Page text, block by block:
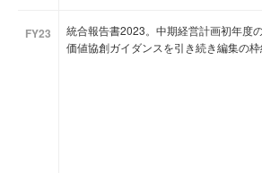
FY23
統合報告書2023。中期経営計画初年度
価値協創ガイダンスを引き続き編集の枠